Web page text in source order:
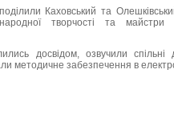
Каховський та
творчості та майстри
досвідом, озвучили
методичне забезпечення в